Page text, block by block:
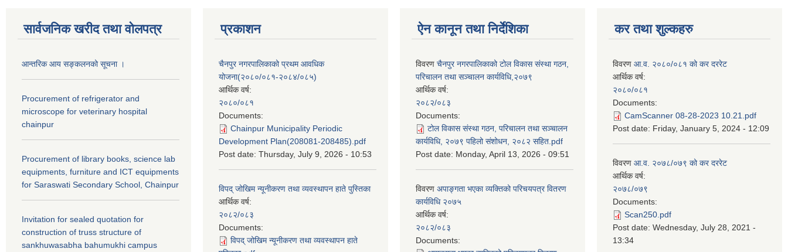
सार्वजनिक खरीद तथा वाेलपत्र
आन्तरिक आय सङ्कलनको सूचना ।
Procurement of refrigerator and
microscope for veterinary hospital
chainpur
Procurement of library books, science lab
equipments, furniture and ICT equipments
for Saraswati Secondary School, Chainpur
Invitation for sealed quotation for
construction of truss structure of
sankhuwasabha bahumukhi campus
प्रकाशन
चैनपुर नगरपालिकाको प्रथम आवधिक
योजना(२०८०/०८१-२०८४/०८५)
आर्थिक वर्ष:
२०८०/०८१
Documents:
Chainpur Municipality Periodic
Development Plan(208081-208485).pdf
Post date: Thursday, July 9, 2026 - 10:53
विपद् जोखिम न्यूनीकरण तथा व्यवस्थापन हाते पुस्तिका
आर्थिक वर्ष:
२०८२/०८३
Documents:
विपद् जोखिम न्यूनीकरण तथा व्यवस्थापन हाते
ऐन कानून तथा निर्देशिका
विवरण चैनपुर नगरपालिकाको टोल विकास संस्था गठन,
परिचालन तथा सञ्चालन कार्यविधि,२०७९
आर्थिक वर्ष:
२०८२/०८३
Documents:
टोल विकास संस्था गठन, परिचालन तथा सञ्चालन
कार्यविधि, २०७९ पहिलो संशोधन, २०८२ सहित.pdf
Post date: Monday, April 13, 2026 - 09:51
विवरण अपाङ्गता भएका व्यक्तिको परिचयपत्र वितरण
कार्यविधि २०७५
आर्थिक वर्ष:
२०८२/०८३
Documents:
कर तथा शुल्कहरु
विवरण आ.व. २०८०/०८१ को कर दररेट
आर्थिक वर्ष:
२०८०/०८१
Documents:
CamScanner 08-28-2023 10.21.pdf
Post date: Friday, January 5, 2024 - 12:09
विवरण आ.व. २०७८/०७९ को कर दररेट
आर्थिक वर्ष:
२०७८/०७९
Documents:
Scan250.pdf
Post date: Wednesday, July 28, 2021 -
13:34